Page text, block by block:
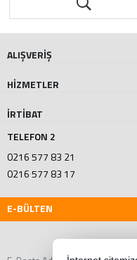
ALIŞVERİŞ
HİZMETLER
İRTİBAT
TELEFON 2
0216 577 83 21
0216 577 83 17
E-BÜLTEN